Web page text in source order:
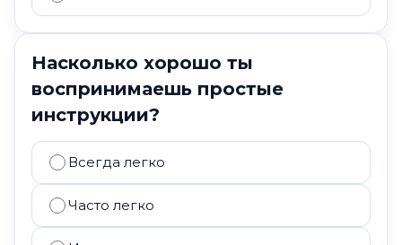
Насколько хорошо ты
воспринимаешь простые
инструкции?
Всегда легко
Часто легко